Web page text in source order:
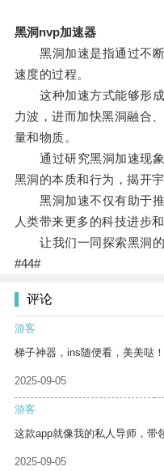
黑洞nvp加速器
黑洞加速是指通过不断
速度的过程。
这种加速方式能够形成
力波，进而加快黑洞融合
量和物质。
通过研究黑洞加速现象
黑洞的本质和行为，揭开
黑洞加速不仅有助于推
人类带来更多的科技进步和
让我们一同探索黑洞的
#44#
评论
游客
梯子神器，ins随便看，美美哒！
2025-09-05
游客
这款app就像我的私人导师，带
2025-09-05